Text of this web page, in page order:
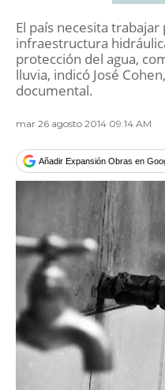
El país necesita
infraestructura
protección del agua,
lluvia, indicó José
documental.
mar 26 agosto 2014 09:14 AM
Añadir Expansión Obras en